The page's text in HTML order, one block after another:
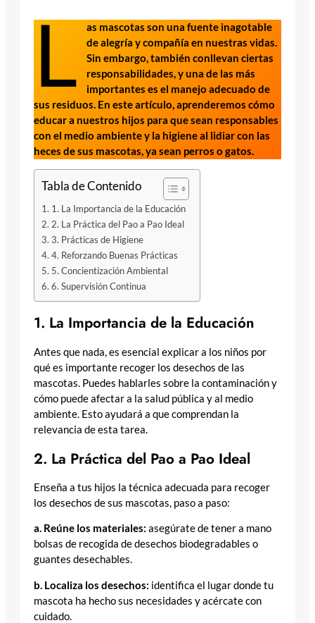
L
as mascotas son una fuente inagotable
de alegría y compañía en nuestras vidas.
Sin embargo, también conllevan ciertas
responsabilidades, y una de las más
importantes es el manejo adecuado de
sus residuos. En este artículo, aprenderemos cómo
educar a nuestros hijos para que sean responsables
con el medio ambiente y la higiene al lidiar con las
heces de sus mascotas, ya sean perros o gatos.
Tabla de Contenido
1. La Importancia de la Educación
2. La Práctica del Pao a Pao Ideal
3. Prácticas de Higiene
4. Reforzando Buenas Prácticas
5. Concientización Ambiental
6. Supervisión Continua
1. La Importancia de la Educación
Antes que nada, es esencial explicar a los niños por
qué es importante recoger los desechos de las
mascotas. Puedes hablarles sobre la contaminación y
cómo puede afectar a la salud pública y al medio
ambiente. Esto ayudará a que comprendan la
relevancia de esta tarea.
2. La Práctica del Pao a Pao Ideal
Enseña a tus hijos la técnica adecuada para recoger
los desechos de sus mascotas, paso a paso:
a. Reúne los materiales: asegúrate de tener a mano
bolsas de recogida de desechos biodegradables o
guantes desechables.
b. Localiza los desechos: identifica el lugar donde tu
mascota ha hecho sus necesidades y acércate con
cuidado.